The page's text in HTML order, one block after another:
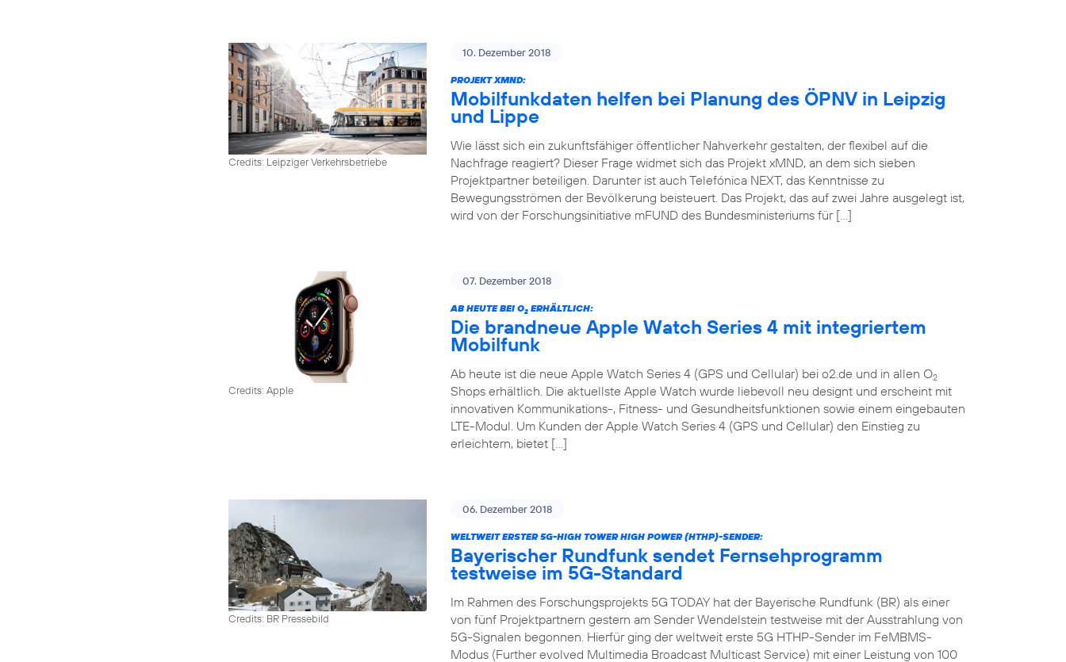
Credits: Leipziger Verkehrsbetriebe
10. Dezember 2018
PROJEKT XMND:
Mobilfunkdaten helfen bei Planung des ÖPNV in Leipzig
und Lippe
Wie lässt sich ein zukunftsfähiger öffentlicher Nahverkehr gestalten, der flexibel auf die
Nachfrage reagiert? Dieser Frage widmet sich das Projekt xMND, an dem sich sieben
Projektpartner beteiligen. Darunter ist auch Telefónica NEXT, das Kenntnisse zu
Bewegungsströmen der Bevölkerung beisteuert. Das Projekt, das auf zwei Jahre ausgelegt ist,
wird von der Forschungsinitiative mFUND des Bundesministeriums für […]
Credits: Apple
07. Dezember 2018
AB HEUTE BEI O2 ERHÄLTLICH:
Die brandneue Apple Watch Series 4 mit integriertem
Mobilfunk
Ab heute ist die neue Apple Watch Series 4 (GPS und Cellular) bei o2.de und in allen O2
Shops erhältlich. Die aktuellste Apple Watch wurde liebevoll neu designt und erscheint mit
innovativen Kommunikations-, Fitness- und Gesundheitsfunktionen sowie einem eingebauten
LTE-Modul. Um Kunden der Apple Watch Series 4 (GPS und Cellular) den Einstieg zu
erleichtern, bietet […]
Credits: BR Pressebild
06. Dezember 2018
WELTWEIT ERSTER 5G-HIGH TOWER HIGH POWER (HTHP)-SENDER:
Bayerischer Rundfunk sendet Fernsehprogramm
testweise im 5G-Standard
Im Rahmen des Forschungsprojekts 5G TODAY hat der Bayerische Rundfunk (BR) als einer
von fünf Projektpartnern gestern am Sender Wendelstein testweise mit der Ausstrahlung von
5G-Signalen begonnen. Hierfür ging der weltweit erste 5G HTHP-Sender im FeMBMS-
Modus (Further evolved Multimedia Broadcast Multicast Service) mit einer Leistung von 100